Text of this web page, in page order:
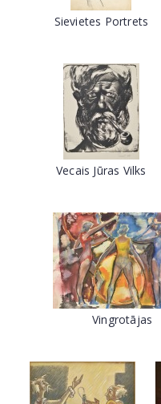
Sievietes Portrets
Vecais Jūras Vilks
Vingrotājas